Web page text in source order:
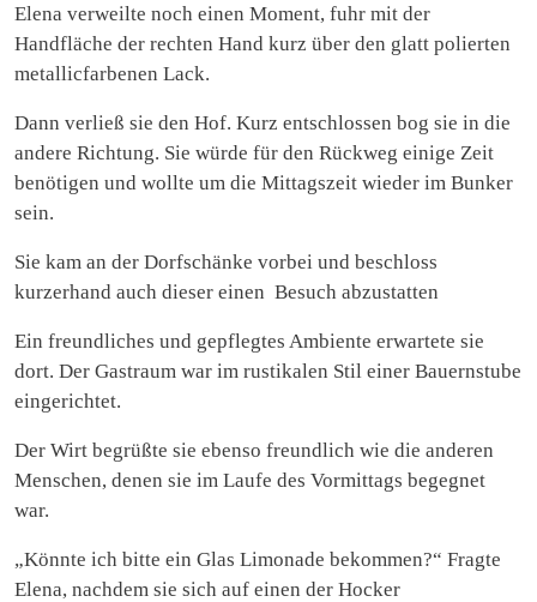
Elena verweilte noch einen Moment, fuhr mit der
Handfläche der rechten Hand kurz über den glatt polierten
metallicfarbenen Lack.
Dann verließ sie den Hof. Kurz entschlossen bog sie in die
andere Richtung. Sie würde für den Rückweg einige Zeit
benötigen und wollte um die Mittagszeit wieder im Bunker
sein.
Sie kam an der Dorfschänke vorbei und beschloss
kurzerhand auch dieser einen Besuch abzustatten
Ein freundliches und gepflegtes Ambiente erwartete sie
dort. Der Gastraum war im rustikalen Stil einer Bauernstube
eingerichtet.
Der Wirt begrüßte sie ebenso freundlich wie die anderen
Menschen, denen sie im Laufe des Vormittags begegnet
war.
„Könnte ich bitte ein Glas Limonade bekommen?“ Fragte
Elena, nachdem sie sich auf einen der Hocker